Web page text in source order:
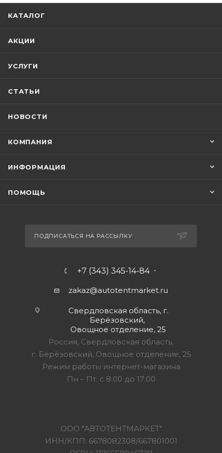
КАТАЛОГ
АКЦИИ
УСЛУГИ
СТАТЬИ
НОВОСТИ
КОМПАНИЯ
ИНФОРМАЦИЯ
ПОМОЩЬ
ПОДПИСАТЬСЯ НА РАССЫЛКУ
+7 (343) 345-14-84
zakaz@autotentmarket.ru
Свердловская область, г.
Берёзовский,
Овощное отделение, 25
Россия, Свердловская область,
г. Берёзовский, Овощное отделение, 25
Режим работы интернет-магазина
Пн – Пт: с 8:00 до 17:00
ООО "АВТОТЕНТМАРКЕТ"
ИНН/КПП: 6678082308/667801001